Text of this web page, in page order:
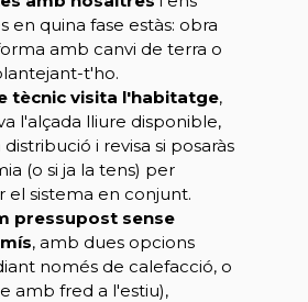
en quina fase estàs: obra
amb canvi de terra o
t'ho.
tècnic visita l'habitatge,
l'alçada lliure disponible,
distribució i revisa si posaràs
(o si ja la tens) per
el sistema en conjunt.
pressupost sense
, amb dues opcions
només de calefacció, o
amb fred a l'estiu),